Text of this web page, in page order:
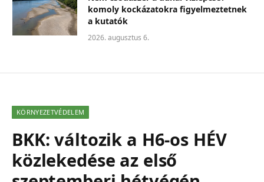
komoly kockázatokra figyelmeztetnek
a kutatók
2026. augusztus 6.
KÖRNYEZETVÉDELEM
BKK: változik a H6-os HÉV
közlekedése az első